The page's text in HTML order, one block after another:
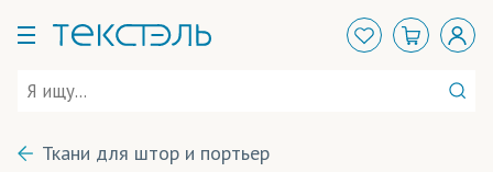
Ткани для штор и портьер